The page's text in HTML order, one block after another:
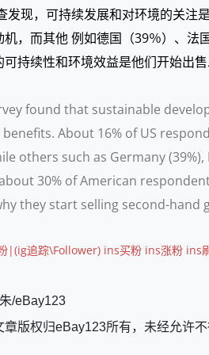
发现，可持续发展和对环境的关注
，而其他 例如德国（39％）、法
可持续性和环境效益是他们开始出
found that sustainable
About 16% of US
others such as Germany
30% of American
they start selling second-hand
|(ig追踪\Follower) ins买粉 ins涨粉 ins
/eBay123
章版权归eBay123所有，未经允许不